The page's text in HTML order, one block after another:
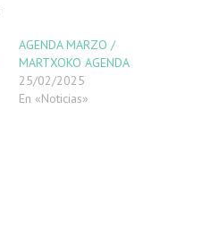
AGENDA MARZO /
MARTXOKO AGENDA
25/02/2025
En «Noticias»